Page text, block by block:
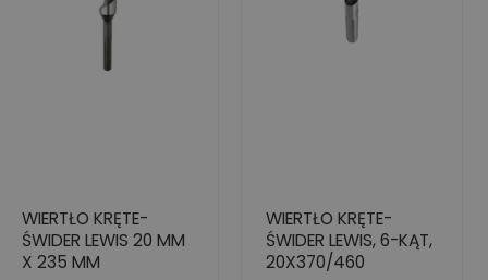
WIERTŁO KRĘTE-
ŚWIDER LEWIS 20 MM
X 235 MM
WIERTŁO KRĘTE-
ŚWIDER LEWIS, 6-KĄT,
20X370/460